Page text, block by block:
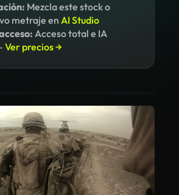
Mezcla este stock o
metraje enAI Studio
Acceso total e IA
Ver precios →